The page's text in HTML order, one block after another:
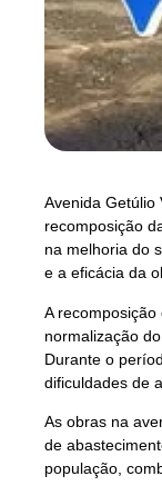
Avenida Getúlio
recomposição
na melhoria do
e a eficácia da
A
normalização
Durante o
dificuldades de
As obras na
de
população,